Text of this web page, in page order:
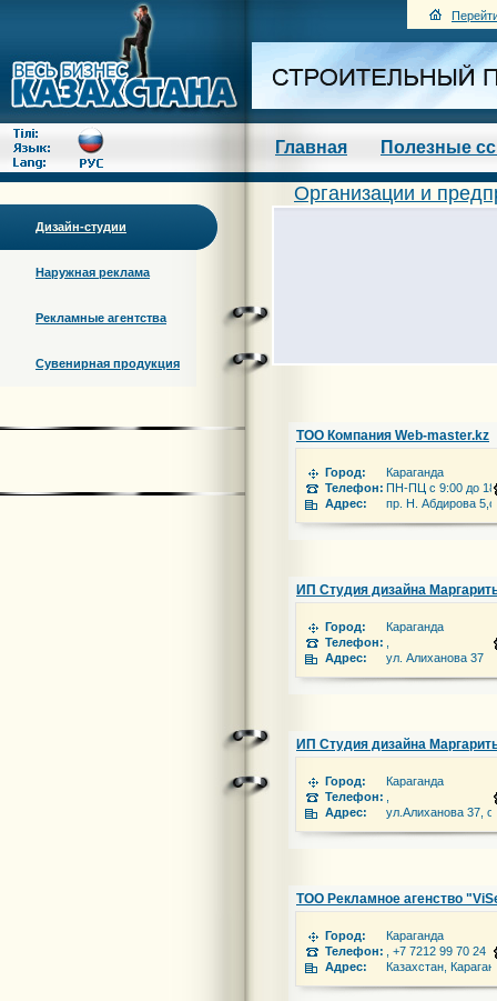
Главная Полезные
Дизайн-студии
Наружная реклама
Рекламные агентства
Сувенирная продукция
Организации и
ТОО Компания Web-master.kz
Город:
Караганда
Телефон: ПН-ПЦ с 9:00 до
Адрес:
пр. Н. Абдирова
ИП Студия дизайна
Город:
Караганда
Телефон:
Адрес:
ул. Алиханова 37
ИП Студия дизайна
Город:
Караганда
Телефон:
Адрес:
ул.Алиханова 37,
ТОО Рекламное агенство
Город:
Караганда
Телефон:
, +7 7212 99 70 24
Адрес:
Казахстан,